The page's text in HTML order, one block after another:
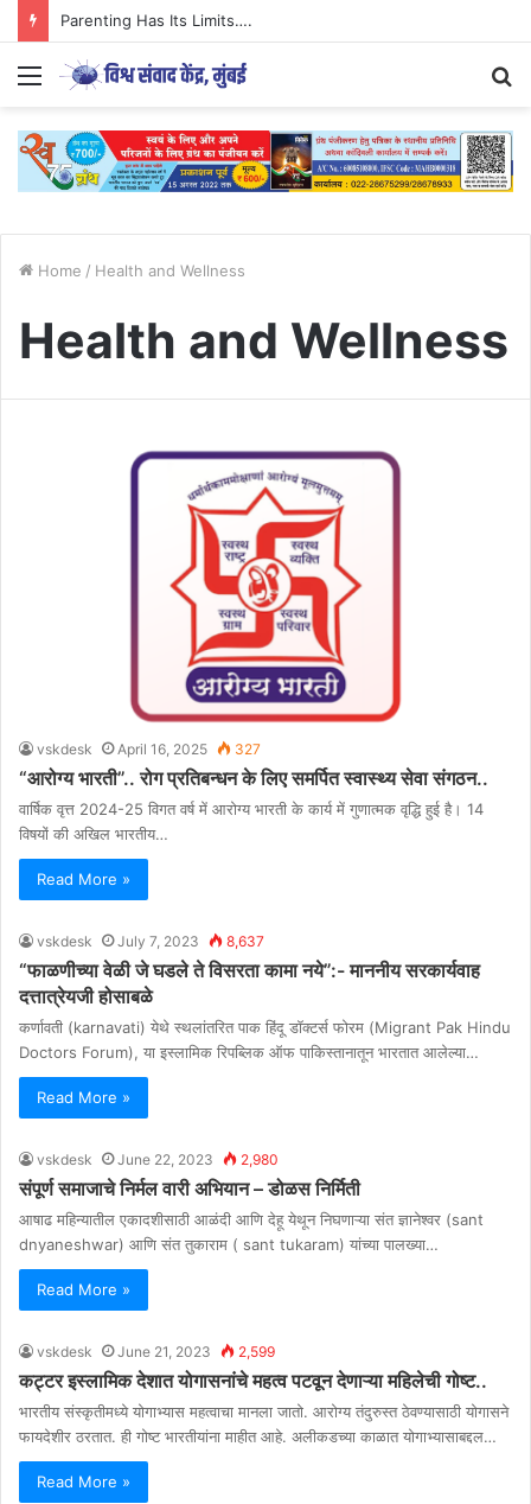
Parenting Has Its Limits….
Menu
Home / Health and Wellness
Health and Wellness
vskdesk April 16, 2025 327
“आरोग्य भारती”.. रोग प्रतिबन्धन के लिए समर्पित स्वास्थ्य सेवा संगठन..
वार्षिक वृत्त 2024-25 विगत वर्ष में आरोग्य भारती के कार्य में गुणात्मक वृद्धि हुई है। 14
विषयों की अखिल भारतीय…
Read More »
vskdesk July 7, 2023 8,637
“फाळणीच्या वेळी जे घडले ते विसरता कामा नये”:- माननीय सरकार्यवाह
दत्तात्रेयजी होसाबळे
कर्णावती (karnavati) येथे स्थलांतरित पाक हिंदू डॉक्टर्स फोरम (Migrant Pak Hindu
Doctors Forum), या इस्लामिक रिपब्लिक ऑफ पाकिस्तानातून भारतात आलेल्या…
Read More »
vskdesk June 22, 2023 2,980
संपूर्ण समाजाचे निर्मल वारी अभियान – डोळस निर्मिती
आषाढ महिन्यातील एकादशीसाठी आळंदी आणि देहू येथून निघणाऱ्या संत ज्ञानेश्वर (sant
dnyaneshwar) आणि संत तुकाराम ( sant tukaram) यांच्या पालख्या…
Read More »
vskdesk June 21, 2023 2,599
कट्टर इस्लामिक देशात योगासनांचे महत्व पटवून देणाऱ्या महिलेची गोष्ट..
भारतीय संस्कृतीमध्ये योगाभ्यास महत्वाचा मानला जातो. आरोग्य तंदुरुस्त ठेवण्यासाठी योगासने
फायदेशीर ठरतात. ही गोष्ट भारतीयांना माहीत आहे. अलीकडच्या काळात योगाभ्यासाबद्दल…
Read More »